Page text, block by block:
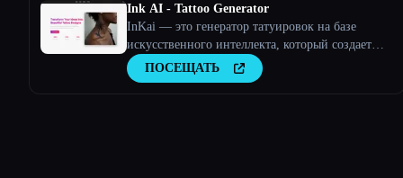
Ink AI - Tattoo Generator
InKai — это генератор татуировок на базе
искусственного интеллекта, который создает
персонализированные дизайны татуировок на
основе пользовательского ввода.
ПОСЕЩАТЬ